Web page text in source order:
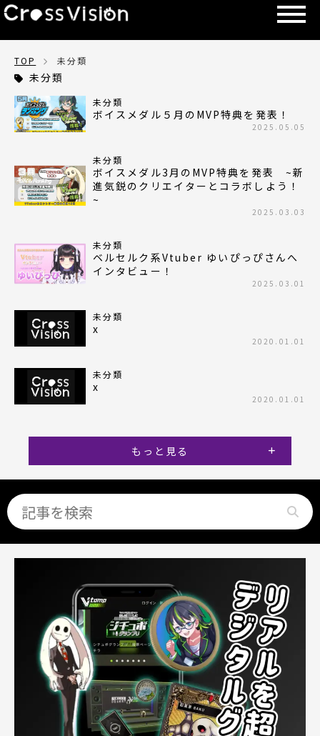
TOP 未分類
未分類
未分類
ボイスメダル５月のMVP特典を発表！
2025.05.05
未分類
ボイスメダル3月のMVP特典を発表 ~新
進気鋭のクリエイターとコラボしよう！
~
2025.03.03
未分類
ベルセルク系Vtuber ゆいぴっぴさんへ
インタビュー！
2025.03.01
未分類
x
2020.01.01
未分類
x
2020.01.01
もっと見る